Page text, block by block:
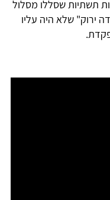
תשתיות שסללו מסלול
ירוק" שלא היה עליו